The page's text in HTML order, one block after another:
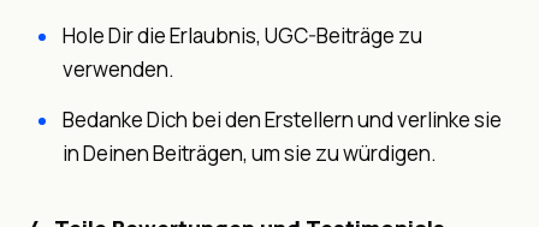
Hole Dir die Erlaubnis, UGC-Beiträge zu
verwenden.
Bedanke Dich bei den Erstellern und verlinke sie
in Deinen Beiträgen, um sie zu würdigen.